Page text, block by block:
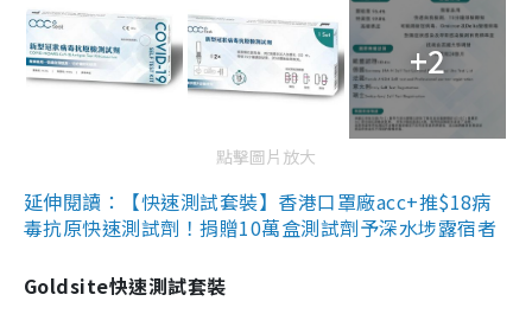
+2
點擊圖片放大
延伸閱讀：【快速測試套裝】香港口罩廠acc+推$18病
毒抗原快速測試劑！捐贈10萬盒測試劑予深水埗露宿者
Goldsite快速測試套裝